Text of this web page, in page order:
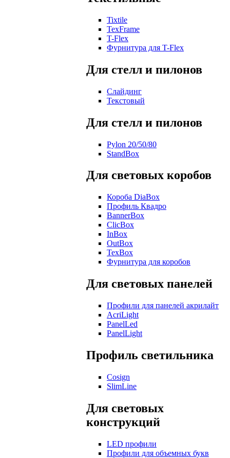
Tixtile
TexFrame
T-Flex
Фурнитура для T-Flex
Для стелл и пилонов
Слайдинг
Текстовый
Для стелл и пилонов
Pylon 20/50/80
StandBox
Для световых коробов
Короба DiaBox
Профиль Квадро
BannerBox
ClicBox
InBox
OutBox
TexBox
Фурнитура для коробов
Для световых панелей
Профили для панелей акрилайт
AcriLight
PanelLed
PanelLight
Профиль светильника
Cosign
SlimLine
Для световых
конструкций
LED профили
Профили для объемных букв